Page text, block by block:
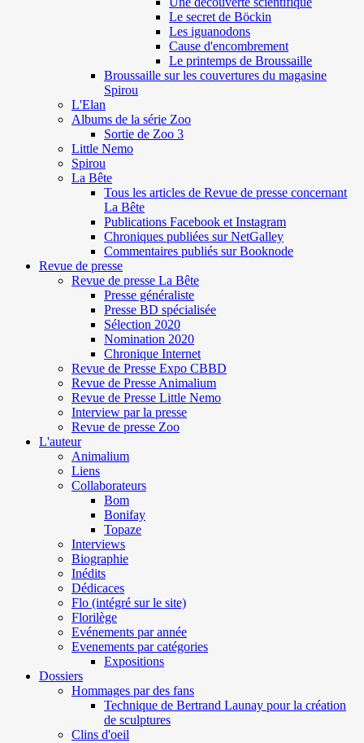
Le secret de Böckin
Les iguanodons
Cause d'encombrement
Le printemps de Broussaille
Broussaille sur les couvertures du magasine
Spirou
L'Elan
Albums de la série Zoo
Sortie de Zoo 3
Little Nemo
Spirou
La Bête
Tous les articles de Revue de presse concernant
La Bête
Publications Facebook et Instagram
Chroniques publiées sur NetGalley
Commentaires publiés sur Booknode
Revue de presse
Revue de presse La Bête
Presse généraliste
Presse BD spécialisée
Sélection 2020
Nomination 2020
Chronique Internet
Revue de Presse Expo CBBD
Revue de Presse Animalium
Revue de Presse Little Nemo
Interview par la presse
Revue de presse Zoo
L'auteur
Animalium
Liens
Collaborateurs
Bom
Bonifay
Topaze
Interviews
Biographie
Inédits
Dédicaces
Flo (intégré sur le site)
Florilège
Evénements par année
Evenements par catégories
Expositions
Dossiers
Hommages par des fans
Technique de Bertrand Launay pour la création
de sculptures
Clins d'oeil